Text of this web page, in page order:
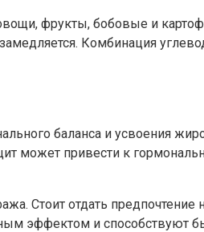
фрукты, бобовые и
Комбинация
баланса и усвоения
может привести к
Стоит отдать
эффектом и способствуют